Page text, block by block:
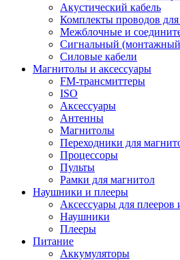
Акустический кабель
Комплекты проводов
Межблочные и
Сигнальный
Силовые кабели
Магнитолы и аксессуары
FM-трансмиттеры
ISO
Аксессуары
Антенны
Магнитолы
Переходники для
Процессоры
Пульты
Рамки для магнитол
Наушники и плееры
Аксессуары для плееров
Наушники
Плееры
Питание
Аккумуляторы